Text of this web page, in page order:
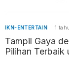
IKN-ENTERTAIN 1
Tampil Gaya
Pilihan Terbaik